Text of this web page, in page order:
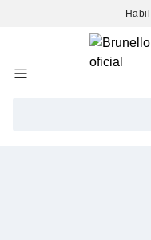
Content